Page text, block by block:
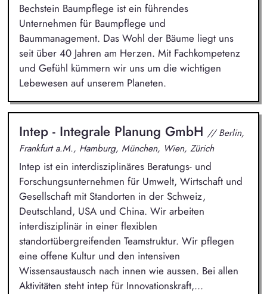
Bechstein Baumpflege ist ein führendes
Unternehmen für Baumpflege und
Baummanagement. Das Wohl der Bäume liegt uns
seit über 40 Jahren am Herzen. Mit Fachkompetenz
und Gefühl kümmern wir uns um die wichtigen
Lebewesen auf unserem Planeten.
Intep - Integrale Planung GmbH // Berlin,
Frankfurt a.M., Hamburg, München, Wien, Zürich
Intep ist ein interdisziplinäres Beratungs- und
Forschungsunternehmen für Umwelt, Wirtschaft und
Gesellschaft mit Standorten in der Schweiz,
Deutschland, USA und China. Wir arbeiten
interdisziplinär in einer flexiblen
standortübergreifenden Teamstruktur. Wir pflegen
eine offene Kultur und den intensiven
Wissensaustausch nach innen wie aussen. Bei allen
Aktivitäten steht intep für Innovationskraft,...